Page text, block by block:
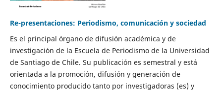
Re-presentaciones: Periodismo, comunicación y sociedad
Es el principal órgano de difusión académica y de
investigación de la Escuela de Periodismo de la Universidad
de Santiago de Chile. Su publicación es semestral y está
orientada a la promoción, difusión y generación de
conocimiento producido tanto por investigadoras (es) y